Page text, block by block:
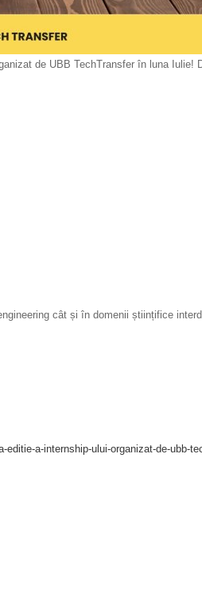
de UBB TechTransfer în luna
cât și în domenii științifice
a-internship-ului-organizat-de-ubb-